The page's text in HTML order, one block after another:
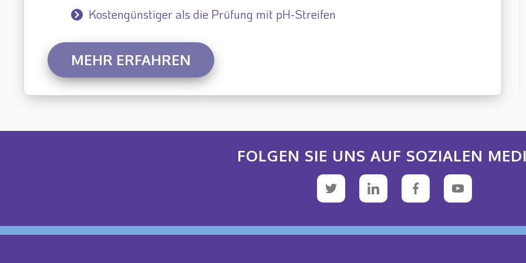
Kostengünstiger als die Prüfung mit pH-Streifen
MEHR ERFAHREN
FOLGEN SIE UNS AUF SOZIALEN